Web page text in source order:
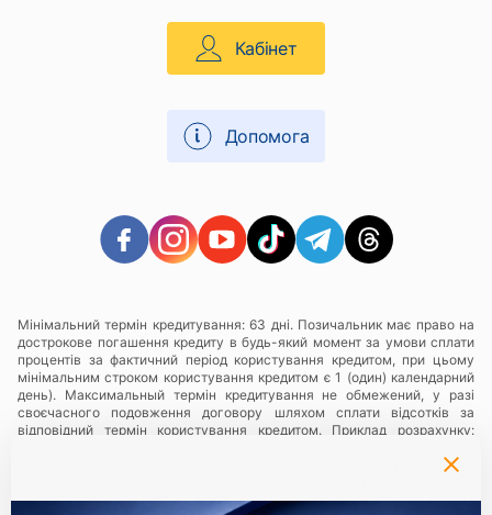
Кабінет
Допомога
Мінімальний термін кредитування: 63 дні. Позичальник має право на
дострокове погашення кредиту в будь-який момент за умови сплати
процентів за фактичний період користування кредитом, при цьому
мінімальним строком користування кредитом є 1 (один) календарний
день). Максимальный термін кредитування не обмежений, у разі
своєчасного подовження договору шляхом сплати відсотків за
відповідний термін користування кредитом. Приклад розрахунку:
1,3% в день, приклад розрахунку: при сумі кредиту 1000 грн., плата за
користування 63 календарні дні Позичальнику необхідно буде